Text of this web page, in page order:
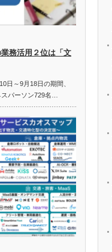
務活用２位は「文
日～9月18日の期間、
パーソン729名…